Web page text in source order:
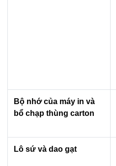
Bộ nhớ của máy in và
bổ chạp thùng carton
Lô sứ và dao gạt